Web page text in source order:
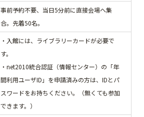
事前予約不要、当日5分前に直接会場へ集
合。先着50名。
・入館には、ライブラリーカードが必要で
す。
・net2010統合認証（情報センター）の「年
間利用ユーザID」を申請済みの方は、IDとパ
スワードをお持ちください。（無くても参加
できます。）